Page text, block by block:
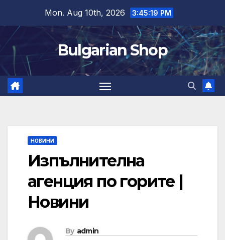
content
Mon. Aug 10th, 2026 3:45:19 PM
Bulgarian Shop
НОВИНИ
Изпълнителна
агенция по горите |
Новини
By admin